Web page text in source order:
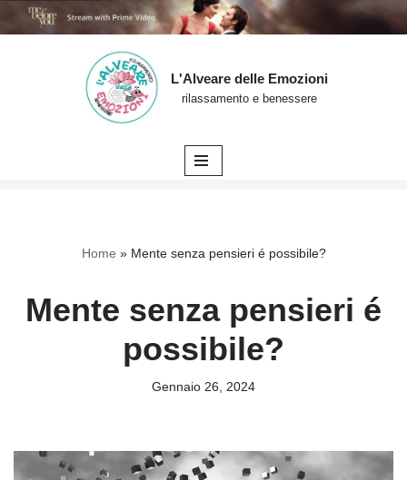
L'Alveare delle Emozioni
rilassamento e benessere
Home » Mente senza pensieri é possibile?
Mente senza pensieri é
possibile?
Gennaio 26, 2024